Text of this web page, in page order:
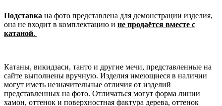
Подставка на фото представлена для демонстрации изделия,
она не входит в комплектацию и не продаётся вместе с
катаной.
Катаны, викидзаси, танто и другие мечи, представленные на
сайте выполнены вручную. Изделия имеющиеся в наличии
могут иметь незначительные отличия от изделий
представленных на фото. Отличаться могут форма линии
хамон, оттенок и поверхностная фактура дерева, оттенок